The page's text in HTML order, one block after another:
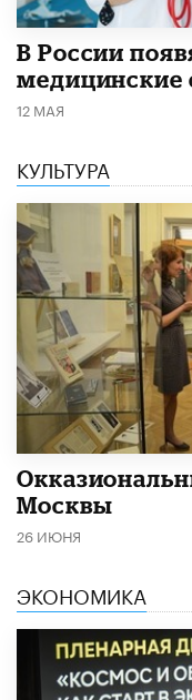
В России
медицинские
12 МАЯ
КУЛЬТУРА
Москвы
26 ИЮНЯ
ЭКОНОМИКА